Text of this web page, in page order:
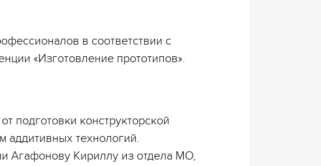
в соответствии с
«Изготовление прототипов».
подготовки конструкторской
аддитивных технологий.
Агафонову Кириллу из отдела МО,